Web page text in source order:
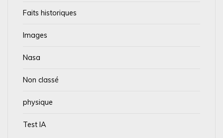
Faits historiques
Images
Nasa
Non classé
physique
Test IA